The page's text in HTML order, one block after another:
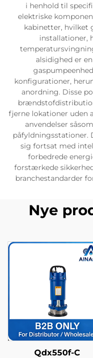
i henhold til
elektriske
kabinetter, hvilket
installationer,
alsidighed er
konfigurationer,
anordning. Disse
fjerne lokationer uden
anvendelser
påfyldningsstationer.
sig fortsat med
forbedrede
forstærkede
branchestandarder
Nye
Qdx550f-C